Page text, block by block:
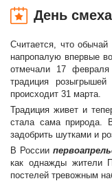
День смеха
Считается, что обычай
напропалую впервые
отмечали 17 февраля
традиция
происходит 31 марта.
Традиция живет и
стала сама природа.
задобрить шутками и
В России
как однажды жители
постелей тревожным